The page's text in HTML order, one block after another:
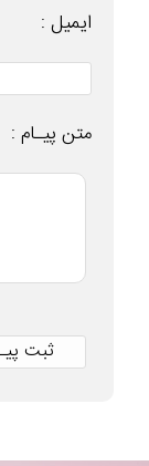
ایمیل :
متن پیـام :